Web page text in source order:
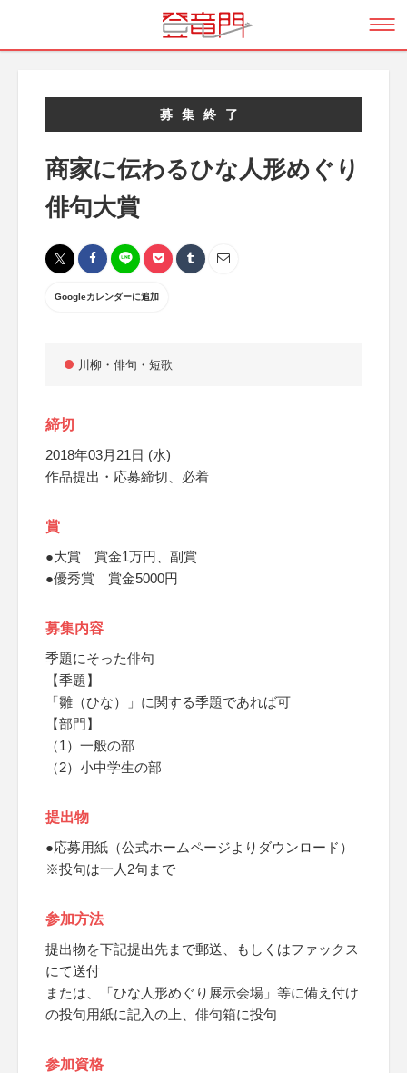
募集終了
商家に伝わるひな人形めぐり
俳句大賞
Googleカレンダーに追加
川柳・俳句・短歌
締切
2018年03月21日 (水)
作品提出・応募締切、必着
賞
●大賞 賞金1万円、副賞
●優秀賞 賞金5000円
募集内容
季題にそった俳句
【季題】
「雛（ひな）」に関する季題であれば可
【部門】
（1）一般の部
（2）小中学生の部
提出物
●応募用紙（公式ホームページよりダウンロード）
※投句は一人2句まで
参加方法
提出物を下記提出先まで郵送、もしくはファックス
にて送付
または、「ひな人形めぐり展示会場」等に備え付け
の投句用紙に記入の上、俳句箱に投句
参加資格